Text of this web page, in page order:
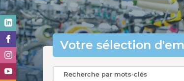
Votre sélection